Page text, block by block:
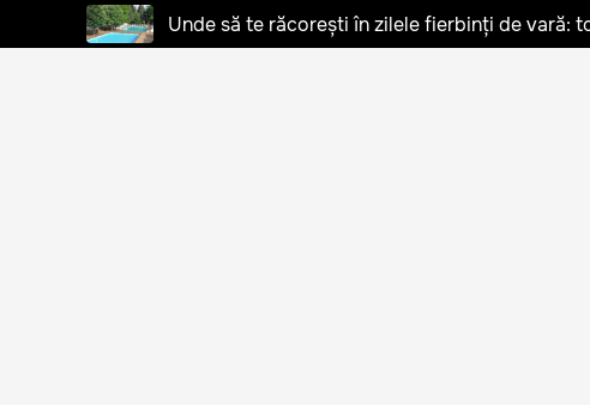
Unde să te răcorești în zilele fierbinți de vară: